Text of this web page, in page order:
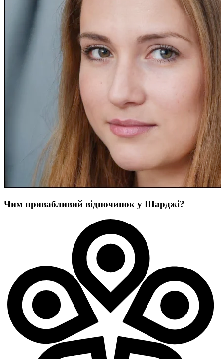
Чим привабливий відпочинок у Шарджі?